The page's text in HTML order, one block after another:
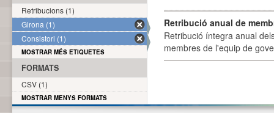
Retribució anual de
Retribució íntegra anual
membres de l'equip de
Retribucions (1)
Girona (1)
Consistori (1)
MOSTRAR MÉS ETIQUETES
FORMATS
CSV (1)
MOSTRAR MENYS FORMATS